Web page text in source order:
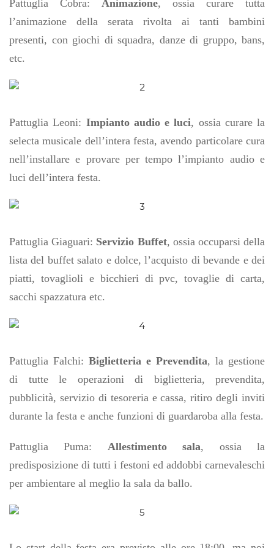
Pattuglia Cobra: Animazione, ossia curare tutta
l’animazione della serata rivolta ai tanti bambini
presenti, con giochi di squadra, danze di gruppo, bans,
etc.
Pattuglia Leoni: Impianto audio e luci, ossia curare la
selecta musicale dell’intera festa, avendo particolare cura
nell’installare e provare per tempo l’impianto audio e
luci dell’intera festa.
Pattuglia Giaguari: Servizio Buffet, ossia occuparsi della
lista del buffet salato e dolce, l’acquisto di bevande e dei
piatti, tovaglioli e bicchieri di pvc, tovaglie di carta,
sacchi spazzatura etc.
Pattuglia Falchi: Biglietteria e Prevendita, la gestione
di tutte le operazioni di biglietteria, prevendita,
pubblicità, servizio di tesoreria e cassa, ritiro degli inviti
durante la festa e anche funzioni di guardaroba alla festa.
Pattuglia Puma: Allestimento sala, ossia la
predisposizione di tutti i festoni ed addobbi carnevaleschi
per ambientare al meglio la sala da ballo.